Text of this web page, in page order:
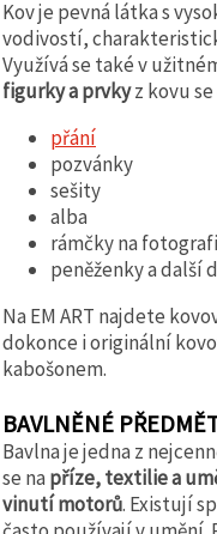
Kov je pevná látka s
vodivostí,
Využívá se také v
figurky a prvkyz kovu
přání
pozvánky
sešity
alba
rámčky na
peněženky a další
Na EM ART najdete
dokonce i originální
kabošonem.
BAVLNĚNÉ
Bavlna je jedna z
se na příze, textilie a
vinutí motorů. Existují